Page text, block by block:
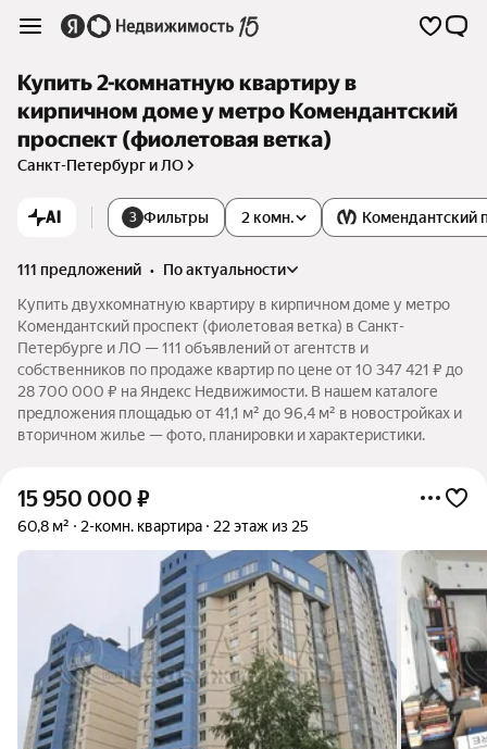
Купить 2-комнатную квартиру в
кирпичном доме у метро Комендантский
проспект (фиолетовая ветка)
Санкт-Петербург и ЛО
AI 3 Фильтры 2 комн. Комендантский
111 предложений •
по актуальности
Купить двухкомнатную квартиру в кирпичном доме у метро
Комендантский проспект (фиолетовая ветка) в Санкт-
Петербурге и ЛО — 111 объявлений от агентств и
собственников по продаже квартир по цене от 10 347 421 ₽ до
28 700 000 ₽ на Яндекс Недвижимости. В нашем каталоге
предложения площадью от 41,1 м² до 96,4 м² в новостройках и
вторичном жилье — фото, планировки и характеристики.
15 950 000 ₽
60,8 м² 2-комн. квартира 22 этаж из 25